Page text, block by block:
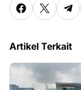
Artikel Terkait